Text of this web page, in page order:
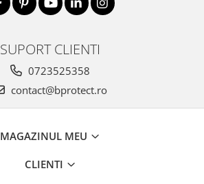
SUPORT CLIENTI
0723525358
contact@bprotect.ro
MAGAZINUL MEU
CLIENTI